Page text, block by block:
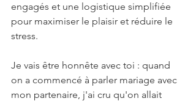
engagés et une logistique simplifiée
pour maximiser le plaisir et réduire le
stress.
Je vais être honnête avec toi : quand
on a commencé à parler mariage avec
mon partenaire, j'ai cru qu'on allait